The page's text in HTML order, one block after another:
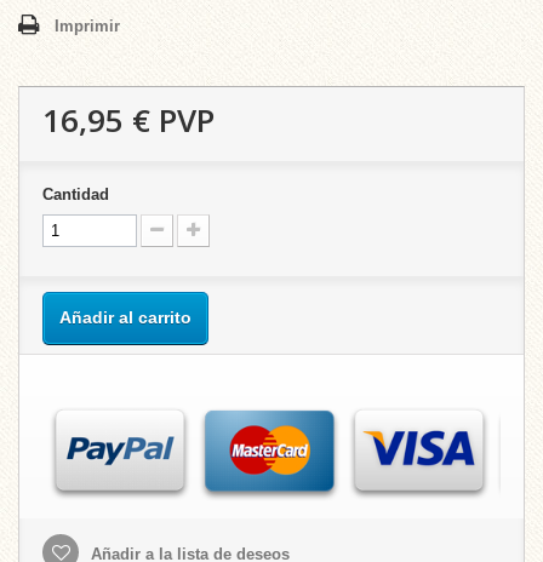
Imprimir
16,95 € PVP
Cantidad
Añadir al carrito
Añadir a la lista de deseos